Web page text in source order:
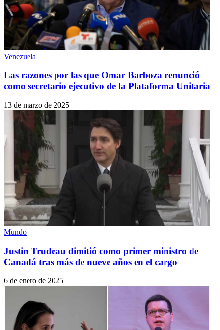
Venezuela
Las razones por las que Omar Barboza renunció
como secretario ejecutivo de la Plataforma Unitaria
13 de marzo de 2025
Mundo
Justin Trudeau dimitió como primer ministro de
Canadá tras más de nueve años en el cargo
6 de enero de 2025